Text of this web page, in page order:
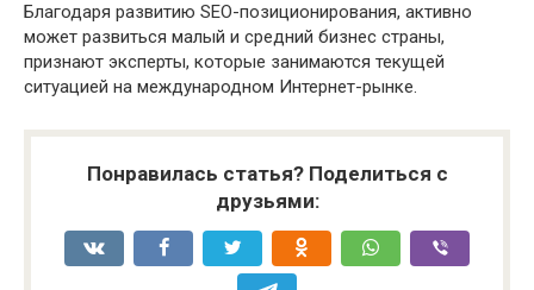
Благодаря развитию SEO-позиционирования, активно
может развиться малый и средний бизнес страны,
признают эксперты, которые занимаются текущей
ситуацией на международном Интернет-рынке.
Понравилась статья? Поделиться с
друзьями: